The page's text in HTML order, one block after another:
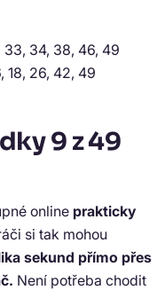
33, 34, 38, 46, 49
18, 26, 42, 49
9 z 49
online prakticky
si tak mohou
sekund přímo přes
Není potřeba chodit